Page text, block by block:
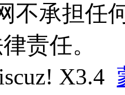
不承担任
责任。
X3.4